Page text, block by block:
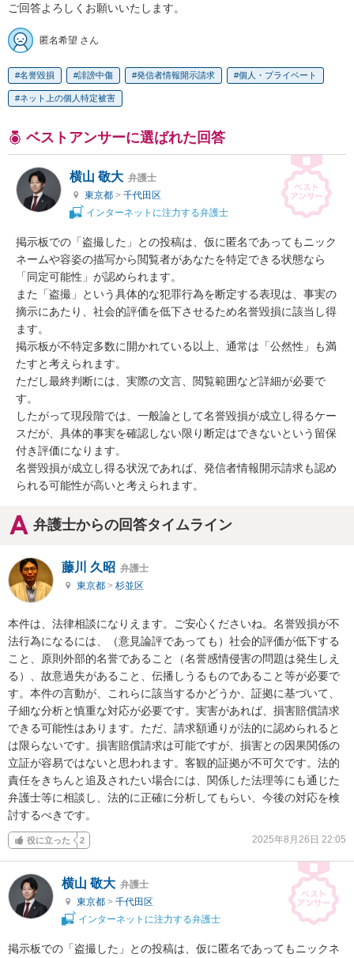
ご回答よろしくお願いいたします。
匿名希望 さん
名誉毀損 誹謗中傷 発信者情報開示請求 個人・プライベート
ネット上の個人特定被害
ベストアンサーに選ばれた回答
横山 敬大 弁護士
東京都 > 千代田区
インターネットに注力する弁護士
掲示板での「盗撮した」との投稿は、仮に匿名であってもニック
ネームや容姿の描写から閲覧者があなたを特定できる状態なら
「同定可能性」が認められます。
また「盗撮」という具体的な犯罪行為を断定する表現は、事実の
摘示にあたり、社会的評価を低下させるため名誉毀損に該当し得
ます。
掲示板が不特定多数に開かれている以上、通常は「公然性」も満
たすと考えられます。
ただし最終判断には、実際の文言、閲覧範囲など詳細が必要で
す。
したがって現段階では、一般論として名誉毀損が成立し得るケー
スだが、具体的事実を確認しない限り断定はできないという留保
付き評価になります。
名誉毀損が成立し得る状況であれば、発信者情報開示請求も認め
られる可能性が高いと考えられます。
弁護士からの回答タイムライン
藤川 久昭 弁護士
東京都 > 杉並区
本件は、法律相談になりえます。ご安心くださいね。名誉毀損が不
法行為になるには、（意見論評であっても）社会的評価が低下する
こと、原則外部的名誉であること（名誉感情侵害の問題は発生しえ
る）、故意過失があること、伝播しうるものであること等が必要で
す。本件の言動が、これらに該当するかどうか、証拠に基づいて、
子細な分析と慎重な対応が必要です。実害があれば、損害賠償請求
できる可能性はあります。ただ、請求額通りが法的に認められると
は限らないです。損害賠償請求は可能ですが、損害との因果関係の
立証が容易ではないと思われます。客観的証拠が不可欠です。法的
責任をきちんと追及されたい場合には、関係した法理等にも通じた
弁護士等に相談し、法的に正確に分析してもらい、今後の対応を検
討するべきです。
役に立った 2 2025年8月26日 22:05
横山 敬大 弁護士
東京都 > 千代田区
インターネットに注力する弁護士
掲示板での「盗撮した」との投稿は、仮に匿名であってもニックネ